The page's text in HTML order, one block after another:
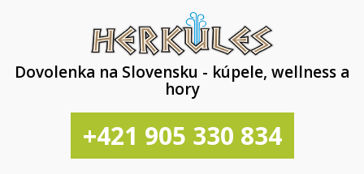
Dovolenka na Slovensku - kúpele, wellness a
hory
+421 905 330 834